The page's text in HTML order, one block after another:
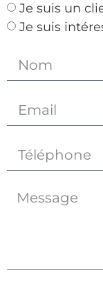
Je suis un
Je suis